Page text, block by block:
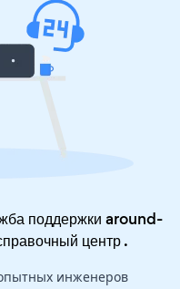
поддержки around-
центр.
инженеров